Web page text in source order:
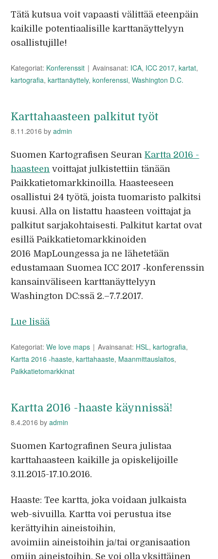
Tätä kutsua voit vapaasti välittää eteenpäin
kaikille potentiaalisille karttanäyttelyyn
osallistujille!
Kategoriat: Konferenssit Avainsanat: ICA, ICC 2017,kartat,
kartografia,karttanäyttely,konferenssi,Washington D.C.
Karttahaasteen palkitut työt
8.11.2016 byadmin
Suomen Kartografisen SeuranKartta 2016 -
haasteen voittajat julkistettiin tänään
Paikkatietomarkkinoilla. Haasteeseen
osallistui 24 työtä, joista tuomaristo palkitsi
kuusi. Alla on listattu haasteen voittajat ja
palkitut sarjakohtaisesti. Palkitut kartat ovat
esillä Paikkatietomarkkinoiden
2016 MapLoungessa ja ne lähetetään
edustamaan Suomea ICC 2017 ‐konferenssin
kansainväliseen karttanäyttelyyn
Washington DC:ssä 2.–7.7.2017.
Lue lisää
Kategoriat:We love maps Avainsanat: HSL,kartografia,
Kartta 2016 -haaste,karttahaaste, Maanmittauslaitos,
Paikkatietomarkkinat
Kartta 2016 -haaste käynnissä!
8.4.2016 byadmin
Suomen Kartografinen Seura julistaa
karttahaasteen kaikille ja opiskelijoille
3.11.2015-17.10.2016.
Haaste: Tee kartta, joka voidaan julkaista
web-sivuilla. Kartta voi perustua itse
kerättyihin aineistoihin,
avoimiin aineistoihin ja/tai organisaation
omiin aineistoihin. Se voi olla yksittäinen